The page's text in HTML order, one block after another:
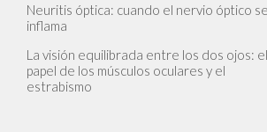
Neuritis óptica: cuando el nervio óptico se
inflama
La visión equilibrada entre los dos ojos: el
papel de los músculos oculares y el
estrabismo